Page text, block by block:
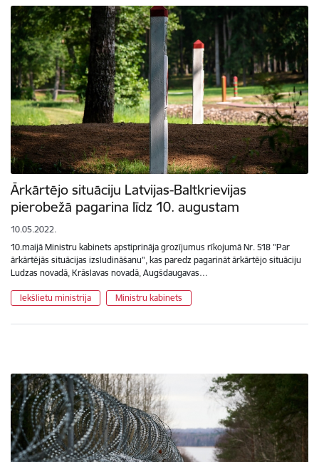
Ārkārtējo situāciju Latvijas-Baltkrievijas
pierobežā pagarina līdz 10. augustam
10.05.2022.
10.maijā Ministru kabinets apstiprināja grozījumus rīkojumā Nr. 518 "Par
ārkārtējās situācijas izsludināšanu", kas paredz pagarināt ārkārtējo situāciju
Ludzas novadā, Krāslavas novadā, Augšdaugavas…
Iekšlietu ministrija Ministru kabinets